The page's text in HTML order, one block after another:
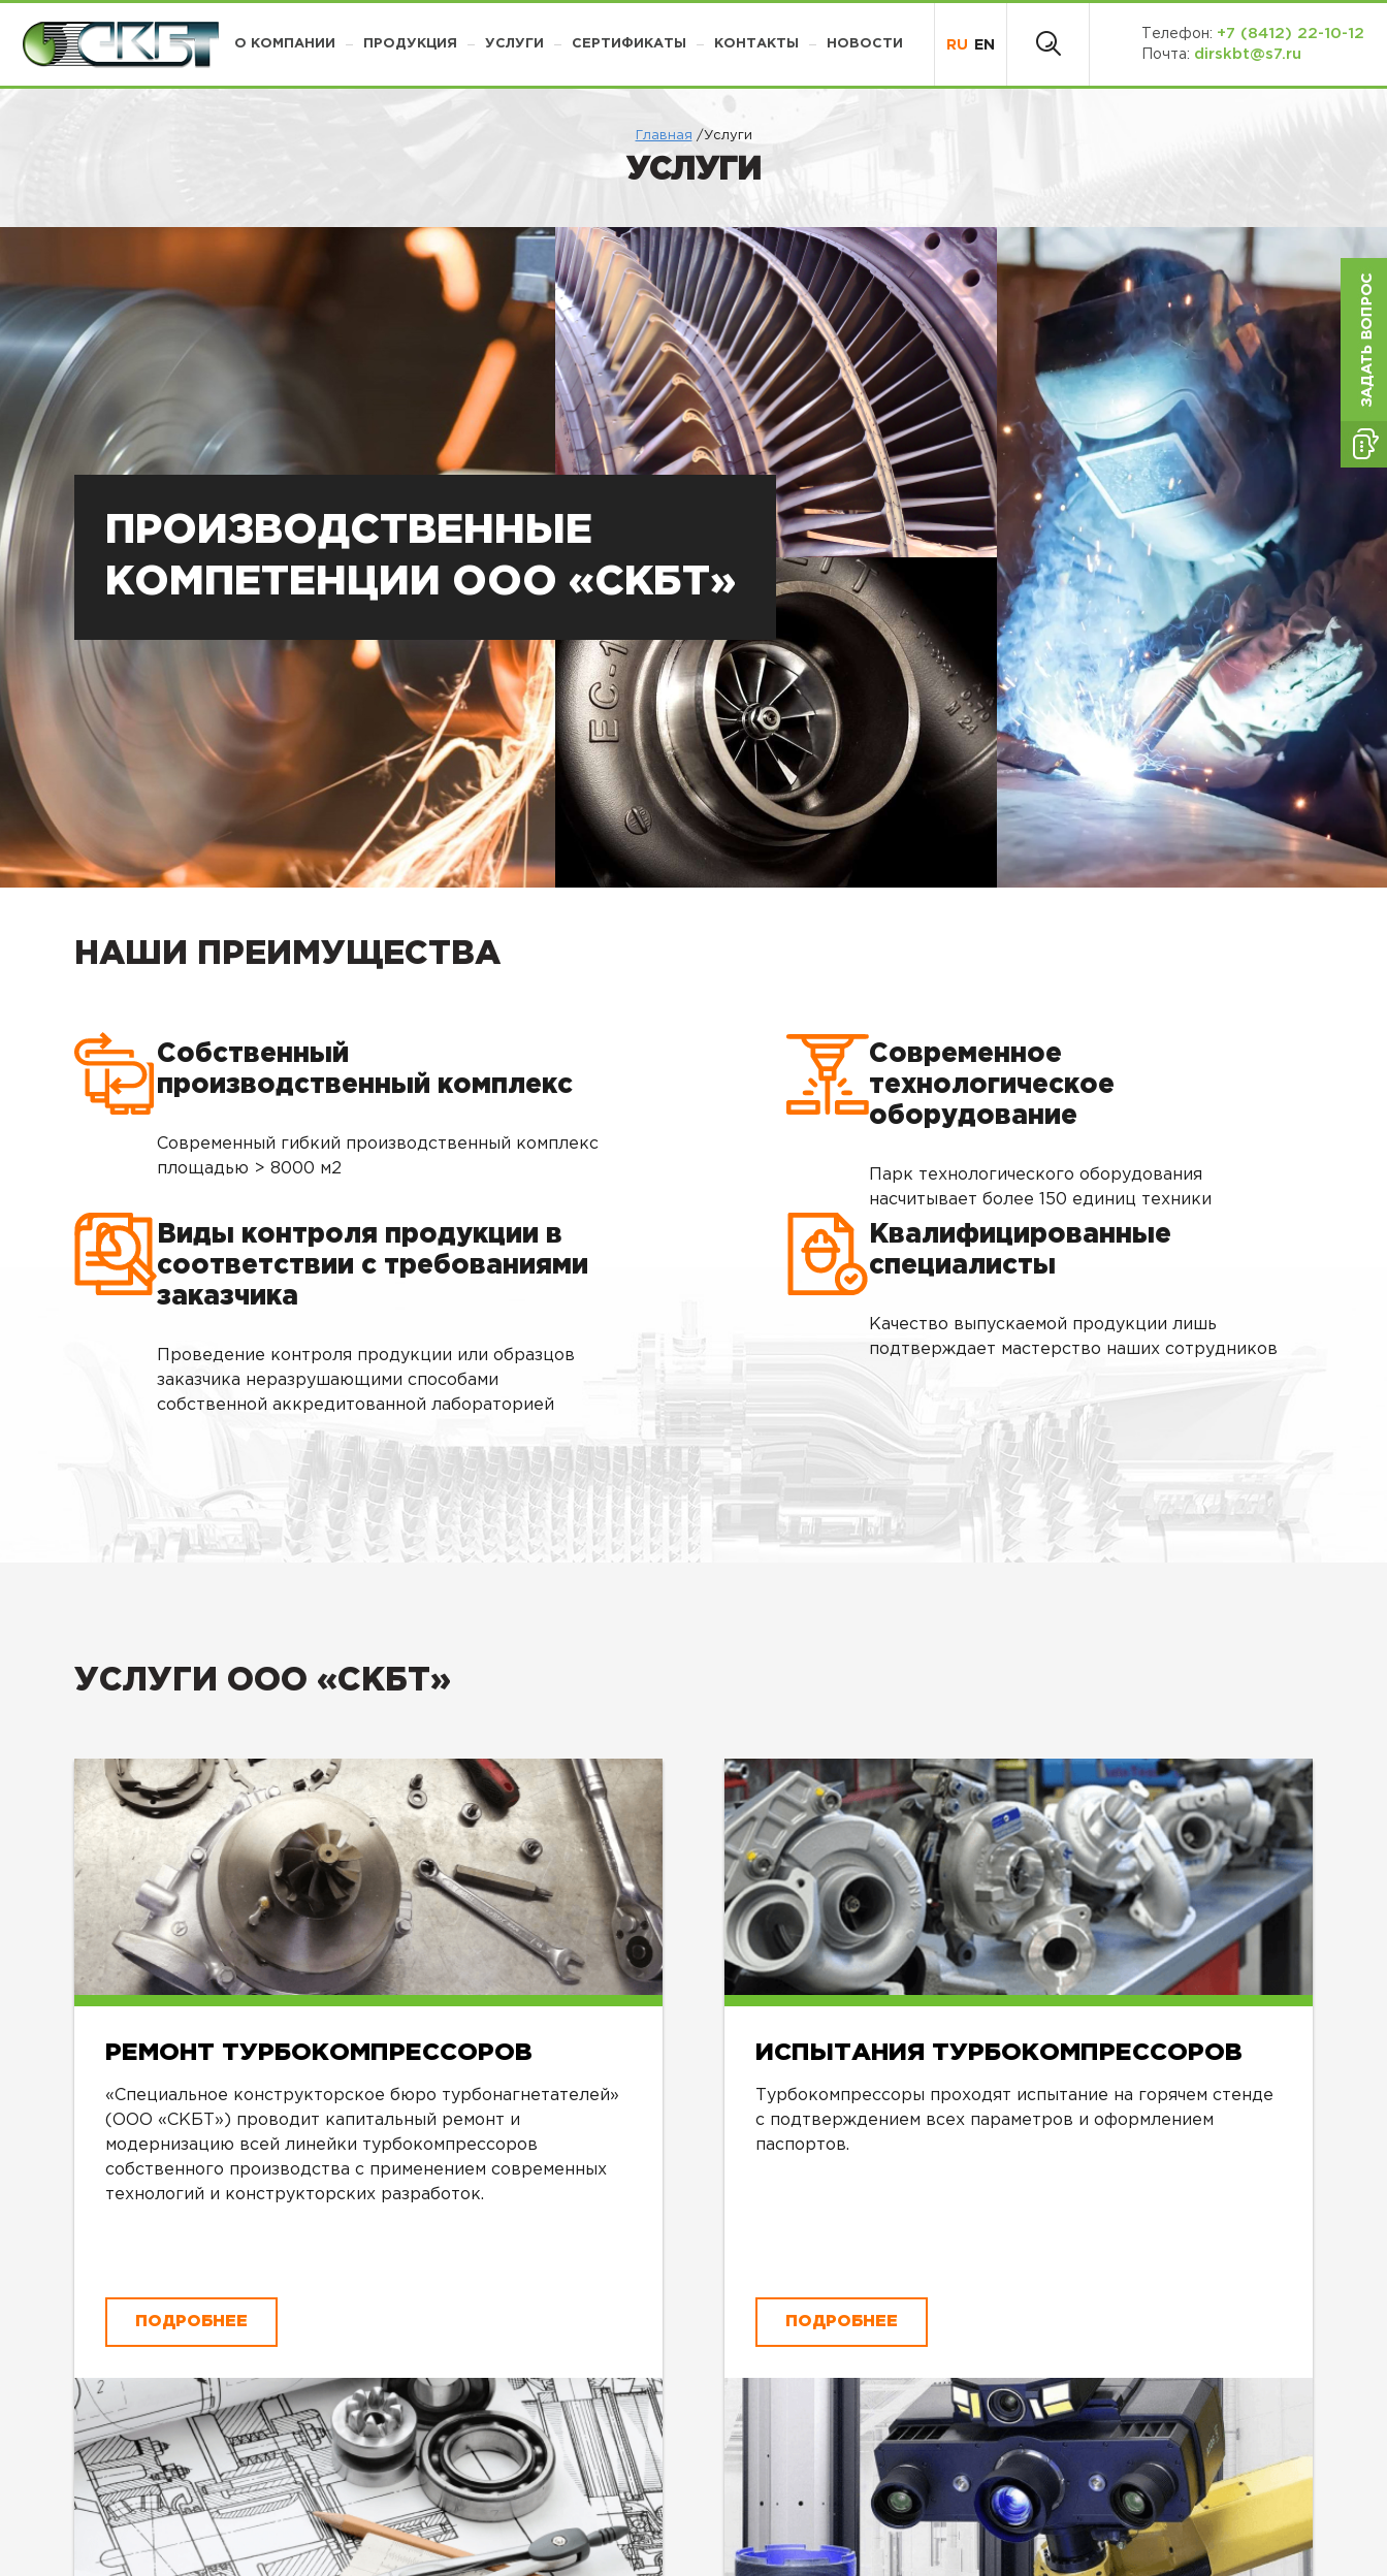
О КОМПАНИИ ПРОДУКЦИЯ УСЛУГИ СЕРТИФИКАТЫ КОНТАКТЫ НОВОСТИ RU EN
Телефон: +7 (8412) 22-10-12
Почта: dirskbt@s7.ru
Главная /Услуги
УСЛУГИ
ПРОИЗВОДСТВЕННЫЕ
КОМПЕТЕНЦИИ ООО «СКБТ»
НАШИ ПРЕИМУЩЕСТВА
Собственный
производственный комплекс
Современный гибкий производственный комплекс
площадью > 8000 м2
Современное
технологическое
оборудование
Парк технологического оборудования
насчитывает более 150 единиц техники
Виды контроля продукции в
соответствии с требованиями
заказчика
Проведение контроля продукции или образцов
заказчика неразрушающими способами
собственной аккредитованной лабораторией
Квалифицированные
специалисты
Качество выпускаемой продукции лишь
подтверждает мастерство наших сотрудников
УСЛУГИ ООО «СКБТ»
РЕМОНТ ТУРБОКОМПРЕССОРОВ
«Специальное конструкторское бюро турбонагнетателей»
(ООО «СКБТ») проводит капитальный ремонт и
модернизацию всей линейки турбокомпрессоров
собственного производства с применением современных
технологий и конструкторских разработок.
ПОДРОБНЕЕ
ИСПЫТАНИЯ ТУРБОКОМПРЕССОРОВ
Турбокомпрессоры проходят испытание на горячем стенде
с подтверждением всех параметров и оформлением
паспортов.
ПОДРОБНЕЕ